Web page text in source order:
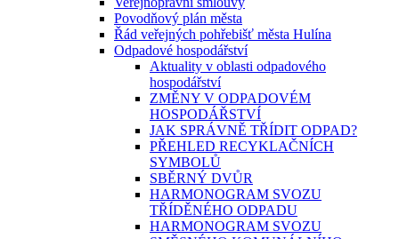
Povodňový plán města
Řád veřejných pohřebišť města Hulína
Odpadové hospodářství
Aktuality v oblasti odpadového
hospodářství
ZMĚNY V ODPADOVÉM
HOSPODÁŘSTVÍ
JAK SPRÁVNĚ TŘÍDIT ODPAD?
PŘEHLED RECYKLAČNÍCH
SYMBOLŮ
SBĚRNÝ DVŮR
HARMONOGRAM SVOZU
TŘÍDĚNÉHO ODPADU
HARMONOGRAM SVOZU